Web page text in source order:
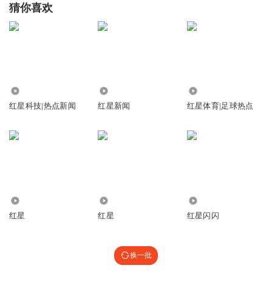
于是，在有了双胞胎兄弟的设计后，王小枪把故事放在了
1944年的哈尔滨，让人物处在一个微妙的历史时间节
初，我相信这个故事里面的很多人，不管是正面还是反面的
一年多的时间里，心态肯定会发生巨大的变化，我觉得这些
病恹恹的潘越，看似弱不禁风，却心思缜密，用最不在意的
个原则——每个人都不是善茬儿，都是复杂的。”
王小枪喜欢塑造群像，因为只有人多了以后，每个人的差异
猜你喜欢
红星科技|热点新闻 红星新闻 红星体育|足球热点
红星 红星 红星闪闪
换一批